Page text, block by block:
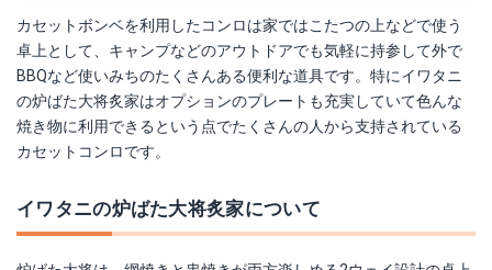
カセットボンベを利用したコンロは家ではこたつの上などで使う
卓上として、キャンプなどのアウトドアでも気軽に持参して外で
BBQなど使いみちのたくさんある便利な道具です。特にイワタニ
の炉ばた大将炙家はオプションのプレートも充実していて色んな
焼き物に利用できるという点でたくさんの人から支持されている
カセットコンロです。
イワタニの炉ばた大将炙家について